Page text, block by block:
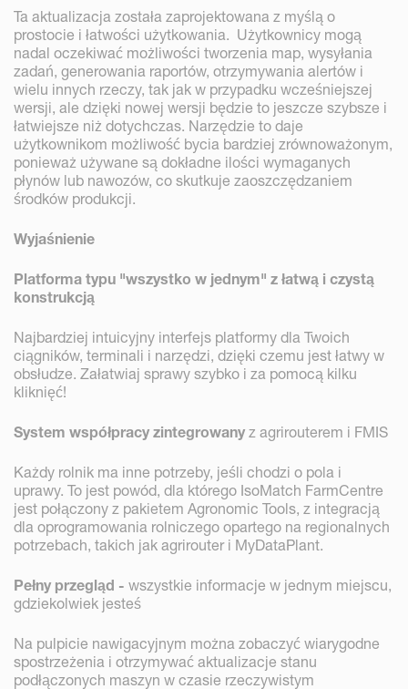
Ta aktualizacja została zaprojektowana z myślą o
prostocie i łatwości użytkowania. Użytkownicy mogą
nadal oczekiwać możliwości tworzenia map, wysyłania
zadań, generowania raportów, otrzymywania alertów i
wielu innych rzeczy, tak jak w przypadku wcześniejszej
wersji, ale dzięki nowej wersji będzie to jeszcze szybsze i
łatwiejsze niż dotychczas. Narzędzie to daje
użytkownikom możliwość bycia bardziej zrównoważonym,
ponieważ używane są dokładne ilości wymaganych
płynów lub nawozów, co skutkuje zaoszczędzaniem
środków produkcji.
Wyjaśnienie
Platforma typu "wszystko w jednym" z łatwą i czystą
konstrukcją
Najbardziej intuicyjny interfejs platformy dla Twoich
ciągników, terminali i narzędzi, dzięki czemu jest łatwy w
obsłudze. Załatwiaj sprawy szybko i za pomocą kilku
kliknięć!
System współpracy zintegrowany z agrirouterem i FMIS
Każdy rolnik ma inne potrzeby, jeśli chodzi o pola i
uprawy. To jest powód, dla którego IsoMatch FarmCentre
jest połączony z pakietem Agronomic Tools, z integracją
dla oprogramowania rolniczego opartego na regionalnych
potrzebach, takich jak agrirouter i MyDataPlant.
Pełny przegląd - wszystkie informacje w jednym miejscu,
gdziekolwiek jesteś
Na pulpicie nawigacyjnym można zobaczyć wiarygodne
spostrzeżenia i otrzymywać aktualizacje stanu
podłączonych maszyn w czasie rzeczywistym